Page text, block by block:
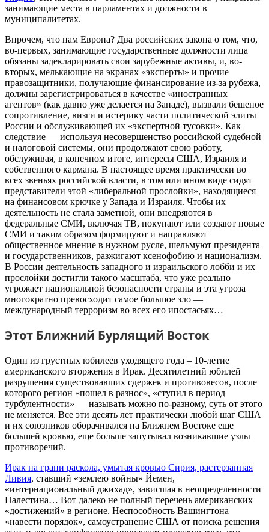
занимающие места в парламентах и должности в
муниципалитетах.
Впрочем, что нам Европа? Два российских закона о том, что,
во-первых, занимающие государственные должности лица
обязаны задекларировать свои зарубежные активы, и, во-
вторых, мелькающие на экранах «эксперты» и прочие
правозащитники, получающие финансирование из-за рубежа,
должны зарегистрироваться в качестве «иностранных
агентов» (как давно уже делается на Западе), вызвали бешеное
сопротивление, визги и истерику части политической элиты
России и обслуживающей их «экспертной тусовки». Как
следствие — используя несовершенство российской судебной
и налоговой системы, они продолжают свою работу,
обслуживая, в конечном итоге, интересы США, Израиля и
собственного кармана. В настоящее время практически во
всех звеньях российской власти, в том или ином виде сидят
представители этой «либеральной прослойки», находящиеся
на финансовом крючке у Запада и Израиля. Чтобы их
деятельность не стала заметной, они внедряются в
федеральные СМИ, включая ТВ, покупают или создают новые
СМИ и таким образом формируют и направляют
общественное мнение в нужном русле, шельмуют президента
и государственников, разжигают ксенофобию и национализм.
В России деятельность западного и израильского лобби и их
прослойки достигли такого масштаба, что уже реально
угрожает национальной безопасности страны и эта угроза
многократно превосходит самое большое зло —
международный терроризм во всех его ипостасьях…
Этот Ближний Бурлящий Восток
Один из грустных юбилеев уходящего года – 10-летие
американского вторжения в Ирак. Десятилетний юбилей
разрушения существовавших сдержек и противовесов, после
которого регион «пошел в разнос», «ступил в период
турбулентности» — называть можно по-разному, суть от этого
не меняется. Все эти десять лет практически любой шаг США
и их союзников оборачивался на Ближнем Востоке еще
большей кровью, еще больше запутывал возникавшие узлы
противоречий.
Ирак на грани раскола, умытая кровью Сирия, растерзанная
Ливия, ставший «землею войны» Йемен,
«интернациональный джихад», зависшая в неопределенности
Палестина… Вот далеко не полный перечень американских
«достижений» в регионе. Неспособность Вашингтона
«навести порядок», самоустранение США от поиска решения